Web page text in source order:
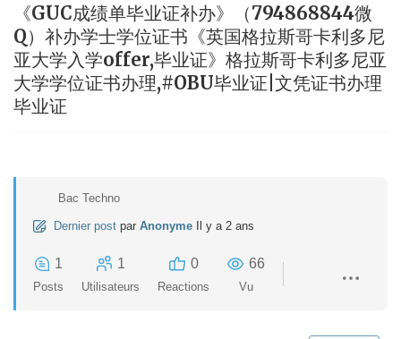
《GUC成绩单毕业证补办》（794868844微
Q）补办学士学位证书《英国格拉斯哥卡利多尼
亚大学入学offer,毕业证》格拉斯哥卡利多尼亚
大学学位证书办理,#OBU毕业证|文凭证书办理
毕业证
Bac Techno
Dernier post par Anonyme Il y a 2 ans
1
Posts
1
Utilisateurs
0
Reactions
66
Vu